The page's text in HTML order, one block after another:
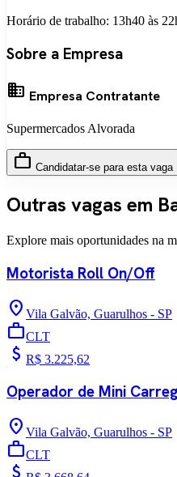
Horário de trabalho: 13h40 às
Sobre a Empresa
business Empresa Contratante
Supermercados Alvorada
work Candidatar-se para esta vaga
Outras vagas em
Explore mais oportunidades na
Motorista Roll On/Off
location_on Vila Galvão, Guarulhos - SP
workCLT
attach_money R$ 3.225,62
Operador de Mini
location_on Vila Galvão, Guarulhos - SP
workCLT
attach_money